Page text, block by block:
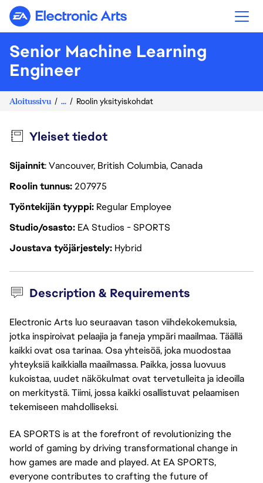
Electronic Arts
Senior Machine Learning
Engineer
Aloitussivu ... Roolin yksityiskohdat
Yleiset tiedot
Sijainnit: Vancouver, British Columbia, Canada
Roolin tunnus207975
Työntekijän tyyppi Regular Employee
Studio/osasto EA Studios - SPORTS
Joustava työjärjestely Hybrid
Description & Requirements
Electronic Arts luo seuraavan tason viihdekokemuksia,
jotka inspiroivat pelaajia ja faneja ympäri maailmaa. Täällä
kaikki ovat osa tarinaa. Osa yhteisöä, joka muodostaa
yhteyksiä kaikkialla maailmassa. Paikka, jossa luovuus
kukoistaa, uudet näkökulmat ovat tervetulleita ja ideoilla
on merkitystä. Tiimi, jossa kaikki osallistuvat pelaamisen
tekemiseen mahdolliseksi.
EA SPORTS is at the forefront of revolutionizing the
world of gaming by driving transformational change in
how games are made and played. At EA SPORTS,
everyone contributes to crafting the future of